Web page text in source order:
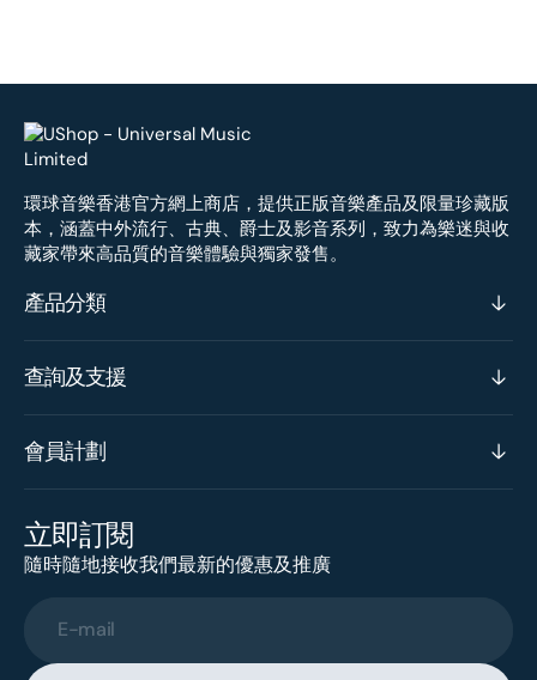
環球音樂香港官方網上商店，提供正版音樂產品及限量珍藏版
本，涵蓋中外流行、古典、爵士及影音系列，致力為樂迷與收
藏家帶來高品質的音樂體驗與獨家發售。
產品分類
查詢及支援
會員計劃
立即訂閱
隨時隨地接收我們最新的優惠及推廣
E-mail